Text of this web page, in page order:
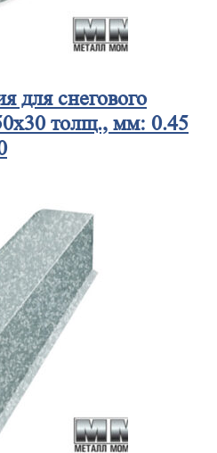
для снегового
толщ., мм: 0.45